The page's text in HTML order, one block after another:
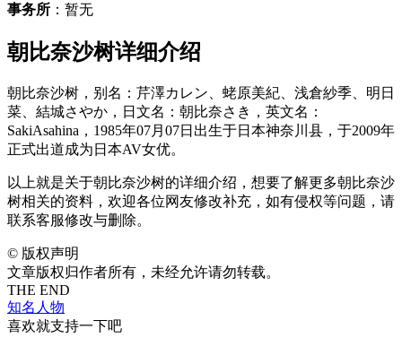
事务所 ：暂无
朝比奈沙树详细介绍
朝比奈沙树，别名：芹澤カレン、蛯原美紀、浅倉紗季、明日
菜、結城さやか，日文名：朝比奈さき，英文名：
SakiAsahina，1985年07月07日出生于日本神奈川县，于2009年
正式出道成为日本AV女优。
以上就是关于朝比奈沙树的详细介绍，想要了解更多朝比奈沙
树相关的资料，欢迎各位网友修改补充，如有侵权等问题，请
联系客服修改与删除。
© 版权声明
文章版权归作者所有，未经允许请勿转载。
THE END
知名人物
喜欢就支持一下吧